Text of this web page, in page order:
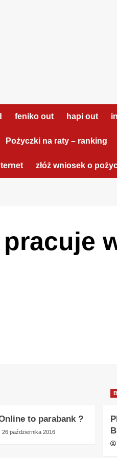
feniko out hapi out
Pożyczki na raty – ranking
złóż wniosek o
to parabank ?
26 października 2016